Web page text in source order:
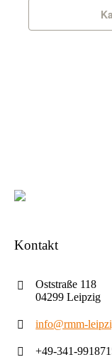
Kontakt
Oststraße 118
04299 Leipzig
info@rmm-
+49-341-